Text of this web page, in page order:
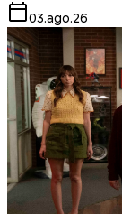
03.ago.26